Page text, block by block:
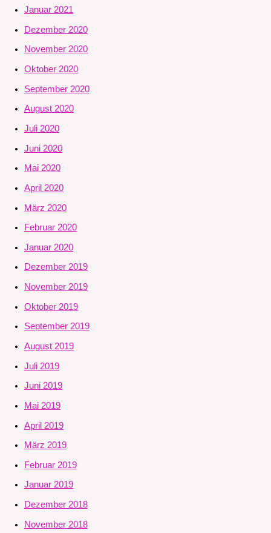
Januar 2021
Dezember 2020
November 2020
Oktober 2020
September 2020
August 2020
Juli 2020
Juni 2020
Mai 2020
April 2020
März 2020
Februar 2020
Januar 2020
Dezember 2019
November 2019
Oktober 2019
September 2019
August 2019
Juli 2019
Juni 2019
Mai 2019
April 2019
März 2019
Februar 2019
Januar 2019
Dezember 2018
November 2018